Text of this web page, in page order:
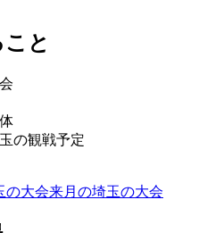
と
の観戦予定
の大会来月の埼玉の大会